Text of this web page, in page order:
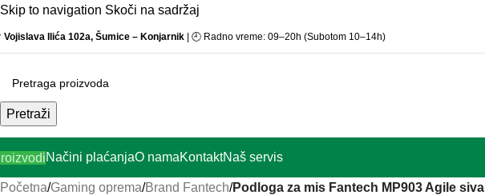
Skip to navigation Skoči na sadržaj
Vojislava Ilića 102a, Šumice – Konjarnik | 🕘 Radno vreme: 09–20h (Subotom 10–14h)
Pretraži
Načini plaćanjaO namaKontaktNaš servis
Početna/Gaming oprema/Brand Fantech/Podloga za mis Fantech MP903 Agile siva